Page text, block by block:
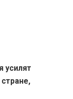
усилят